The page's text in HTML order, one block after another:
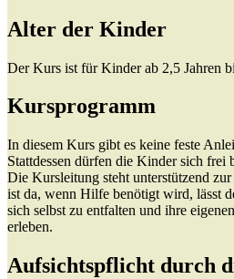
Alter der Kinder
Der Kurs ist für Kinder ab 2,5 Jahren
Kursprogramm
In diesem Kurs gibt es keine feste
Stattdessen dürfen die Kinder sich frei
Die Kursleitung steht unterstützend
ist da, wenn Hilfe benötigt wird, lässt
sich selbst zu entfalten und ihre
erleben.
Aufsichtspflicht durch